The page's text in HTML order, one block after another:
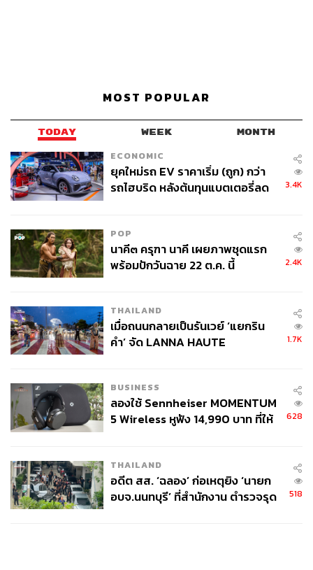
MOST POPULAR
TODAY WEEK MONTH
ECONOMIC
ยุคใหม่รถ EV ราคาเริ่ม (ถูก) กว่า
รถไฮบริด หลังต้นทุนแบตเตอรี่ลด
3.4K
POP
นาคี๓ ครุฑา นาคี เผยภาพชุดแรก
พร้อมปักวันฉาย 22 ต.ค. นี้
2.4K
THAILAND
เมื่อถนนกลายเป็นรันเวย์ ‘แยกริน
คำ’ จัด LANNA HAUTE
1.7K
BUSINESS
ลองใช้ Sennheiser MOMENTUM
5 Wireless หูฟัง 14,990 บาท ที่ให้
628
THAILAND
อดีต สส. ‘ฉลอง’ ก่อเหตุยิง ‘นายก
อบจ.นนทบุรี’ ที่สำนักงาน ตำรวจรุด
518